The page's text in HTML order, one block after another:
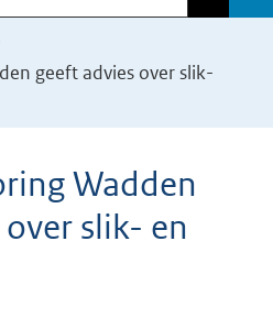
geeft advies over slik-
Wadden
slik- en